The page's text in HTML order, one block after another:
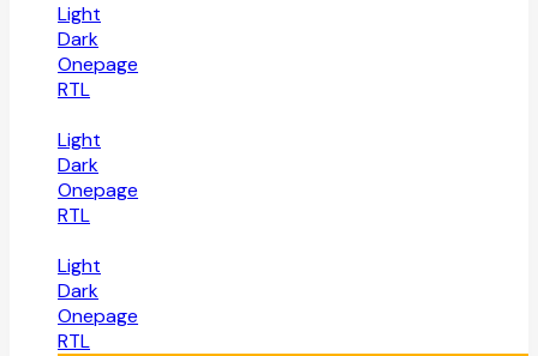
Light
Dark
Onepage
RTL
Light
Dark
Onepage
RTL
Light
Dark
Onepage
RTL